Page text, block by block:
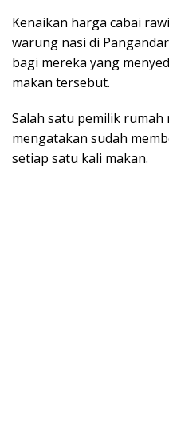
Kenaikan harga cabai
warung nasi di
bagi mereka yang
makan tersebut.
Salah satu pemilik rumah
mengatakan sudah
setiap satu kali makan.